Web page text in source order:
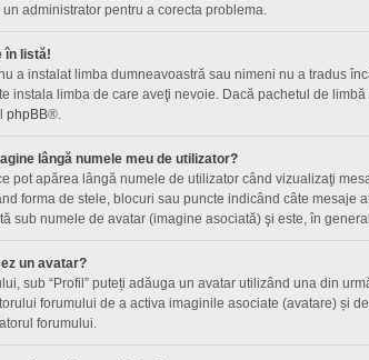
administrator pentru a corecta problema.
în listă!
a instalat limba dumneavoastră sau nimeni nu a tradus
instala limba de care aveţi nevoie. Dacă pachetul de
phpBB®.
lângă numele meu de utilizator?
pot apărea lângă numele de utilizator când vizualizaţi
forma de stele, blocuri sau puncte indicând câte mesaje
sub numele de avatar (imagine asociată) şi este, în
un avatar?
sub “Profil” puteți adăuga un avatar utilizând una din
forumului de a activa imaginile asociate (avatare) și
forumului.